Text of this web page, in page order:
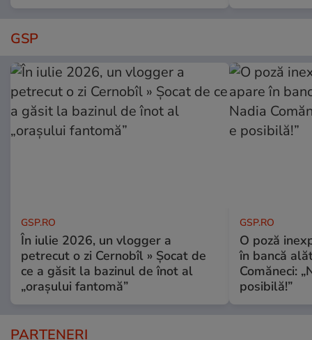
GSP
GSP.RO
În iulie 2026, un vlogger a
petrecut o zi Cernobîl » Șocat de
ce a găsit la bazinul de înot al
„orașului fantomă”
GSP.RO
O poză
în bancă
Comăneci:
posibilă!”
PARTENERI